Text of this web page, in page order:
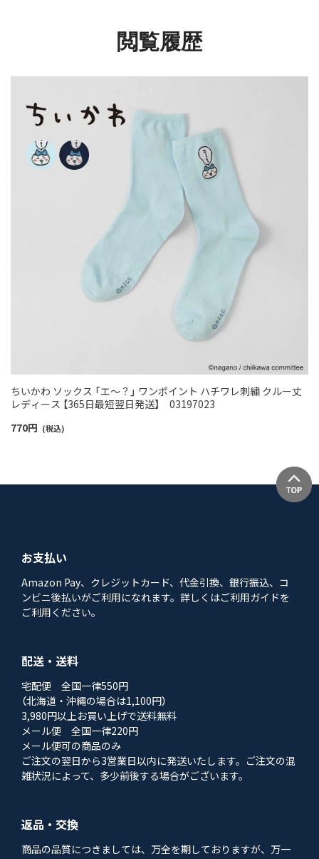
閲覧履歴
ちいかわ ソックス 「エ〜？」 ワンポイント ハチワレ刺繍 クルー丈
レディース 【365日最短翌日発送】 03197023
770円 (税込)
お支払い
Amazon Pay、クレジットカード、代金引換、銀行振込、コ
ンビニ後払いがご利用になれます。詳しくはご利用ガイドを
ご利用ください。
配送・送料
宅配便 全国一律550円
（北海道・沖縄の場合は1,100円）
3,980円以上お買い上げで送料無料
メール便 全国一律220円
メール便可の商品のみ
ご注文の翌日から3営業日以内に発送いたします。ご注文の混
雑状況によって、多少前後する場合がございます。
返品・交換
商品の品質につきましては、万全を期しておりますが、万一